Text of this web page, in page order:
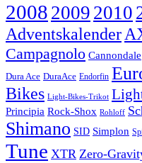
2008 2009 2010
Adventskalender
Campagnolo Cannondale
Dura Ace DuraAce Endorfin
Bikes Light-Bikes-Trikot
Principia Rock-Shox Rohloff
Shimano SID Simplon
Tune XTR Zero-